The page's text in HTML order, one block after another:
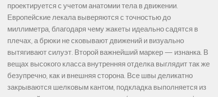
проектируется с учетом анатомии тела в движении.
Европейские лекала выверяются с точностью до
миллиметра, благодаря чему жакеты идеально садятся в
плечах, а брюки не сковывают движений и визуально
вытягивают силуэт. Второй важнейший маркер — изнанка. В
вещах высокого класса внутренняя отделка выглядит так же
безупречно, как и внешняя сторона. Все швы деликатно
закрываются шелковым кантом, подкладка выполняется из